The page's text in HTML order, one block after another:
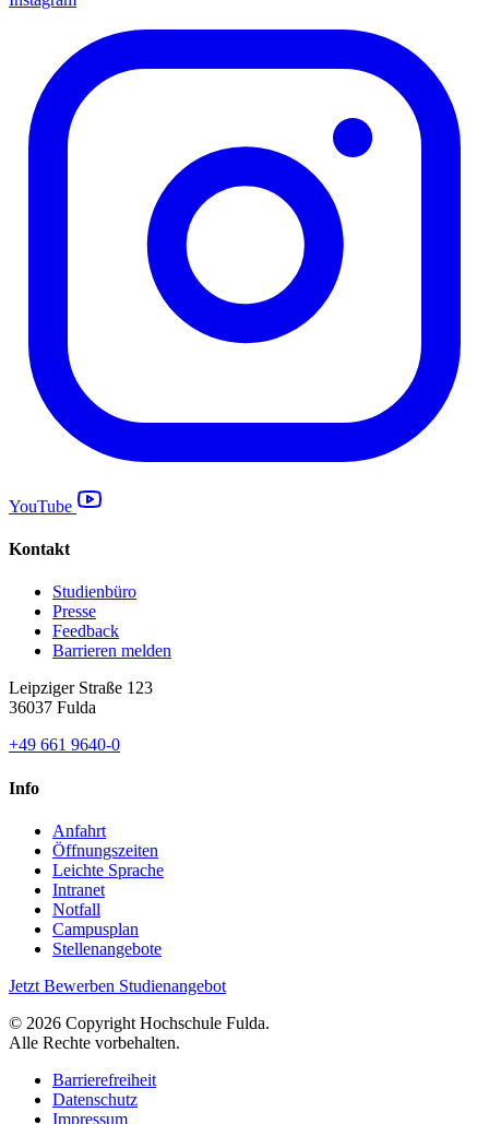
YouTube
Kontakt
Studienbüro
Presse
Feedback
Barrieren melden
Leipziger Straße 123
36037 Fulda
+49 661 9640-0
Info
Anfahrt
Öffnungszeiten
Leichte Sprache
Intranet
Notfall
Campusplan
Stellenangebote
Jetzt Bewerben Studienangebot
© 2026 Copyright Hochschule Fulda.
Alle Rechte vorbehalten.
Barrierefreiheit
Datenschutz
Impressum